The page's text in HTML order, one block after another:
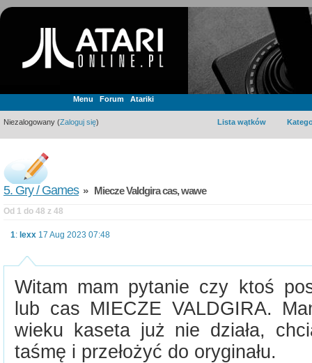
Menu Forum Atariki
Niezalogowany (Zaloguj się) Lista wątków
5. Gry / Games» Miecze Valdgira cas, wawe
Od 1 do 48 z 48
1: lexx 17 Aug 2023 07:48
Witam mam pytanie czy ktoś
lub cas MIECZE VALDGIRA.
wieku kaseta już nie działa,
taśmę i przełożyć do oryginału.